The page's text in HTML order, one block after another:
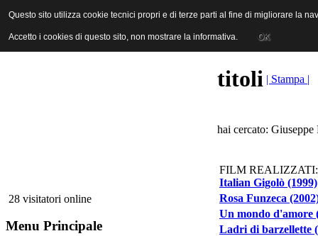
ANICA | Associazione Nazionale Industrie Cinematografiche
28 visitatori online
Menu Principale
titoli | Stampa |
hai cercato: Giuseppe
FILM REALIZZATI:
Italian Gigolò (1999)
Rosa Funzeca
Un mondo d'amore
Ladri di barzellette
Questo sito utilizza cookie tecnici propri e di terze parti al fine di migliorare la
Accetto i cookies di questo sito, non mostrare la informativa. OK
Questo sito utilizza cookie tecnici propri e di terze parti al fine di migliorare la
Accetto i cookies di questo sito, non mostrare la informativa. OK